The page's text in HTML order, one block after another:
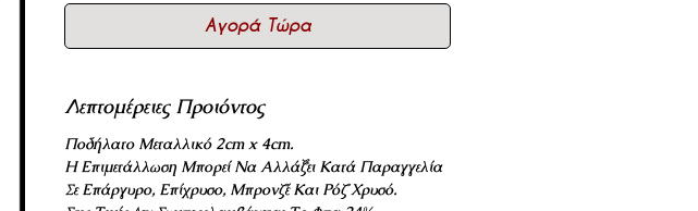
Αγορά Τώρα
Λεπτομέρειες Προιόντος
Ποδήλατο Μεταλλικό 2cm x 4cm.
Η Επιμετάλλωση Μπορεί Να Αλλάξει Κατά Παραγγελία
Σε Επάργυρο, Επίχρυσο, Μπρονζέ Και Ρόζ Χρυσό.